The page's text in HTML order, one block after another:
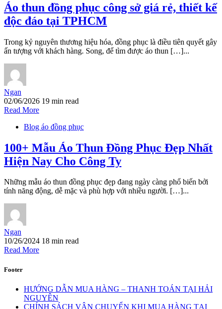
Áo thun đồng phục công sở giá rẻ, thiết kế
độc đáo tại TPHCM
Trong kỷ nguyên thương hiệu hóa, đồng phục là điều tiên quyết gây
ấn tượng với khách hàng. Song, để tìm được áo thun […]...
Ngan
02/06/2026 19 min read
Read More
Blog áo đồng phục
100+ Mẫu Áo Thun Đồng Phục Đẹp Nhất
Hiện Nay Cho Công Ty
Những mẫu áo thun đồng phục đẹp đang ngày càng phổ biến bởi
tính năng động, dễ mặc và phù hợp với nhiều người. […]...
Ngan
10/26/2024 18 min read
Read More
Footer
HƯỚNG DẪN MUA HÀNG – THANH TOÁN TẠI HẢI
NGUYÊN
CHÍNH SÁCH VẬN CHUYỂN KHI MUA HÀNG TẠI